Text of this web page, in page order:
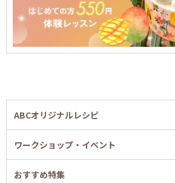
ABCオリジナルレシピ
ワークショップ・イベント
おすすめ特集